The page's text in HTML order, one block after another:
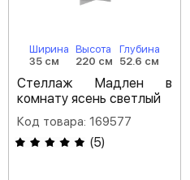
Ширина
35 см
Высота
220 см
Глубина
52.6 см
Стеллаж Мадлен в
комнату ясень светлый
Код товара: 169577
(5)